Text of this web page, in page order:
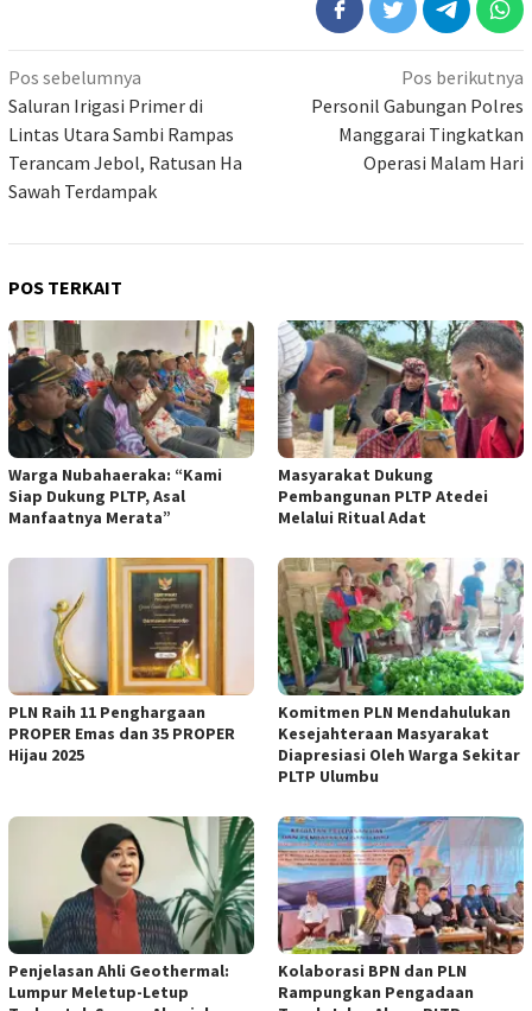
Navigasi
pos
Pos sebelumnya
Saluran Irigasi Primer di
Lintas Utara Sambi Rampas
Terancam Jebol, Ratusan Ha
Sawah Terdampak
Pos berikutnya
Personil Gabungan Polres
Manggarai Tingkatkan
Operasi Malam Hari
POS TERKAIT
Warga Nubahaeraka: “Kami
Siap Dukung PLTP, Asal
Manfaatnya Merata”
Masyarakat Dukung
Pembangunan PLTP Atedei
Melalui Ritual Adat
PLN Raih 11 Penghargaan
PROPER Emas dan 35 PROPER
Hijau 2025
Komitmen PLN Mendahulukan
Kesejahteraan Masyarakat
Diapresiasi Oleh Warga Sekitar
PLTP Ulumbu
Penjelasan Ahli Geothermal:
Lumpur Meletup-Letup
Kolaborasi BPN dan PLN
Rampungkan Pengadaan